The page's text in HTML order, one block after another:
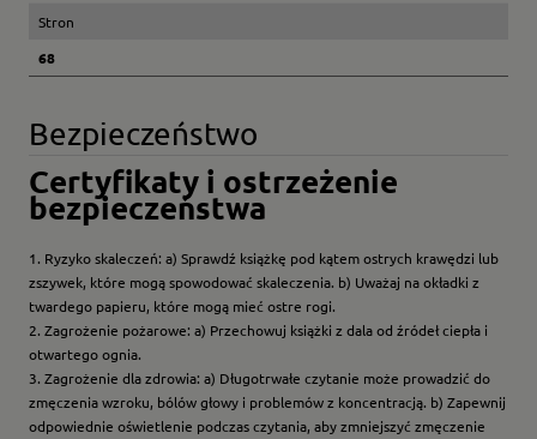
Stron
68
Bezpieczeństwo
Certyfikaty i ostrzeżenie
bezpieczeństwa
1. Ryzyko skaleczeń: a) Sprawdź książkę pod kątem ostrych krawędzi lub
zszywek, które mogą spowodować skaleczenia. b) Uważaj na okładki z
twardego papieru, które mogą mieć ostre rogi.
2. Zagrożenie pożarowe: a) Przechowuj książki z dala od źródeł ciepła i
otwartego ognia.
3. Zagrożenie dla zdrowia: a) Długotrwałe czytanie może prowadzić do
zmęczenia wzroku, bólów głowy i problemów z koncentracją. b) Zapewnij
odpowiednie oświetlenie podczas czytania, aby zmniejszyć zmęczenie